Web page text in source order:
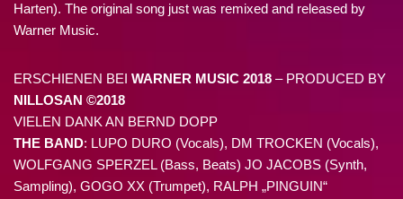
Harten). The original song just was remixed and released by
Warner Music.
ERSCHIENEN BEI WARNER MUSIC 2018 – PRODUCED BY
NILLOSAN ©2018
VIELEN DANK AN BERND DOPP
THE BAND: LUPO DURO (Vocals), DM TROCKEN (Vocals),
WOLFGANG SPERZEL (Bass, Beats) JO JACOBS (Synth,
Sampling), GOGO XX (Trumpet), RALPH „PINGUIN“